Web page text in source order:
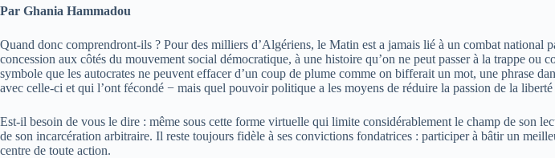
Par Ghania Hammadou
Quand donc comprendront-ils ? Pour des milliers d’Algériens, le Matin est a jamais lié à un combat national
concession aux côtés du mouvement social démocratique, à une histoire qu’on ne peut passer à la trappe
symbole que les autocrates ne peuvent effacer d’un coup de plume comme on bifferait un mot, une phrase
avec celle-ci et qui l’ont fécondé − mais quel pouvoir politique a les moyens de réduire la passion de la
Est-il besoin de vous le dire : même sous cette forme virtuelle qui limite considérablement le champ de son
de son incarcération arbitraire. Il reste toujours fidèle à ses convictions fondatrices : participer à bâtir un
centre de toute action.